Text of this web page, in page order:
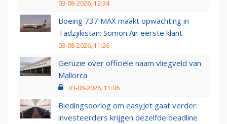
03-08-2026, 12:34
Boeing 737 MAX maakt opwachting in
Tadzjikistan: Somon Air eerste klant
03-08-2026, 11:26
Geruzie over officiële naam vliegveld van
Mallorca
03-08-2026, 11:06
Biedingsoorlog om easyJet gaat verder:
investeerders krijgen dezelfde deadline